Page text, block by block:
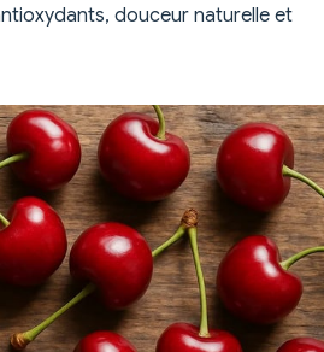
douceur naturelle et